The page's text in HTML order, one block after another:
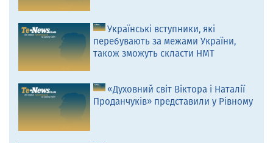
Українські вступники, які
перебувають за межами України,
також зможуть скласти НМТ
«Духовний світ Віктора і Наталії
Проданчуків» представили у Рівному